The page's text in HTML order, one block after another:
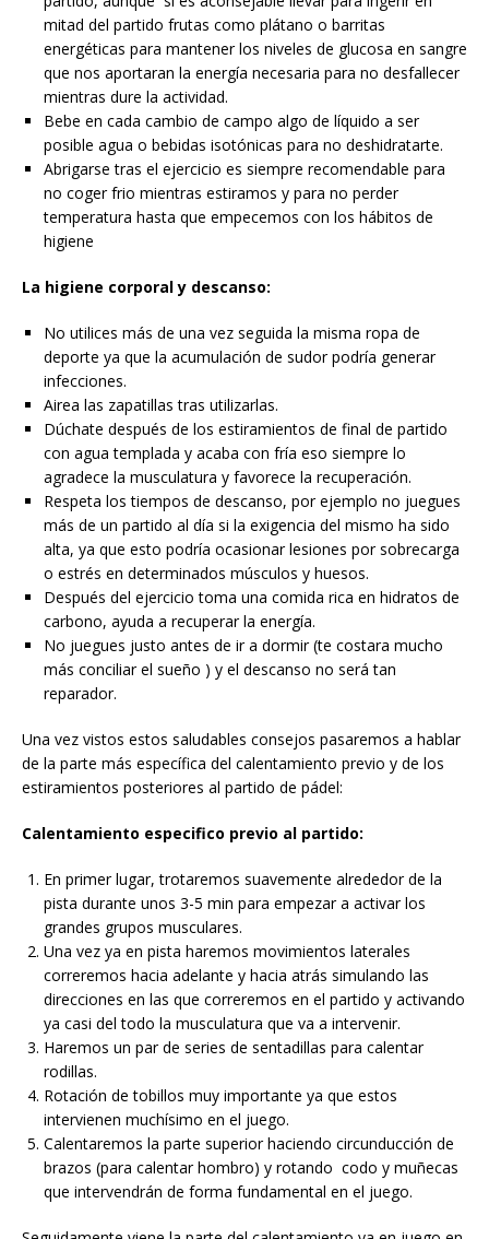
mitad del partido frutas como plátano o barritas
energéticas para mantener los niveles de glucosa en sangre
que nos aportaran la energía necesaria para no desfallecer
mientras dure la actividad.
Bebe en cada cambio de campo algo de líquido a ser
posible agua o bebidas isotónicas para no deshidratarte.
Abrigarse tras el ejercicio es siempre recomendable para
no coger frio mientras estiramos y para no perder
temperatura hasta que empecemos con los hábitos de
higiene
La higiene corporal y descanso:
No utilices más de una vez seguida la misma ropa de
deporte ya que la acumulación de sudor podría generar
infecciones.
Airea las zapatillas tras utilizarlas.
Dúchate después de los estiramientos de final de partido
con agua templada y acaba con fría eso siempre lo
agradece la musculatura y favorece la recuperación.
Respeta los tiempos de descanso, por ejemplo no juegues
más de un partido al día si la exigencia del mismo ha sido
alta, ya que esto podría ocasionar lesiones por sobrecarga
o estrés en determinados músculos y huesos.
Después del ejercicio toma una comida rica en hidratos de
carbono, ayuda a recuperar la energía.
No juegues justo antes de ir a dormir (te costara mucho
más conciliar el sueño ) y el descanso no será tan
reparador.
Una vez vistos estos saludables consejos pasaremos a hablar
de la parte más específica del calentamiento previo y de los
estiramientos posteriores al partido de pádel:
Calentamiento especifico previo al partido:
En primer lugar, trotaremos suavemente alrededor de la
pista durante unos 3-5 min para empezar a activar los
grandes grupos musculares.
Una vez ya en pista haremos movimientos laterales
correremos hacia adelante y hacia atrás simulando las
direcciones en las que correremos en el partido y activando
ya casi del todo la musculatura que va a intervenir.
Haremos un par de series de sentadillas para calentar
rodillas.
Rotación de tobillos muy importante ya que estos
intervienen muchísimo en el juego.
Calentaremos la parte superior haciendo circunducción de
brazos (para calentar hombro) y rotando codo y muñecas
que intervendrán de forma fundamental en el juego.